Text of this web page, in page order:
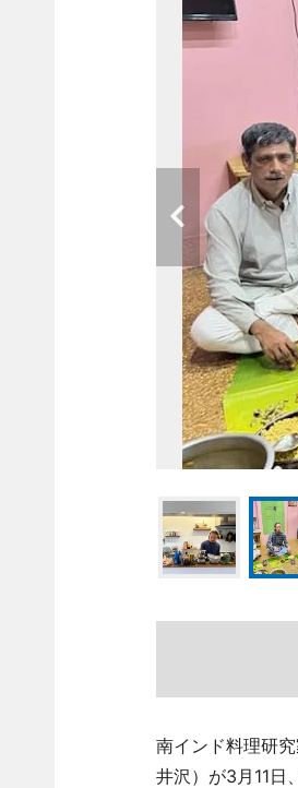
南インド料理研
井沢）が3月11日